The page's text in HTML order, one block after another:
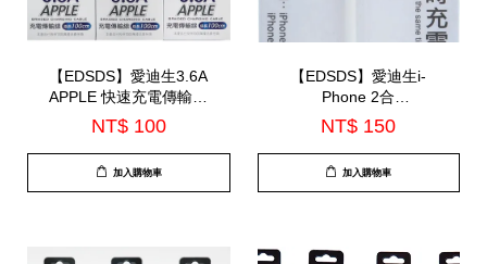
【EDSDS】愛迪生3.6A
APPLE 快速充電傳輸線
100cm(EDS-J873)
NT$ 100
加入購物車
【EDSDS】愛迪生i-
Phone 2合
1Lightning+3.5mm耳機轉
接線 iOS專用(EDS-J869)
NT$ 150
加入購物車